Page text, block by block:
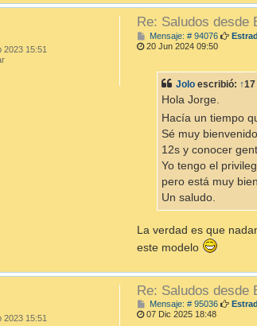
2023 15:51
Re: Saludos desde
Mensaje: # 94076M
e
j
20 Jun 2024 09:50
Jolo escribió: ↑
Hola Jorge.
Hacía un tiempo
Sé muy
12s y conocer
Yo tengo el
pero está muy
Un saludo.
La verdad es que
este modelo
2023 15:51
Re: Saludos desde
Mensaje: # 95036M
07 Dic 2025 18:48